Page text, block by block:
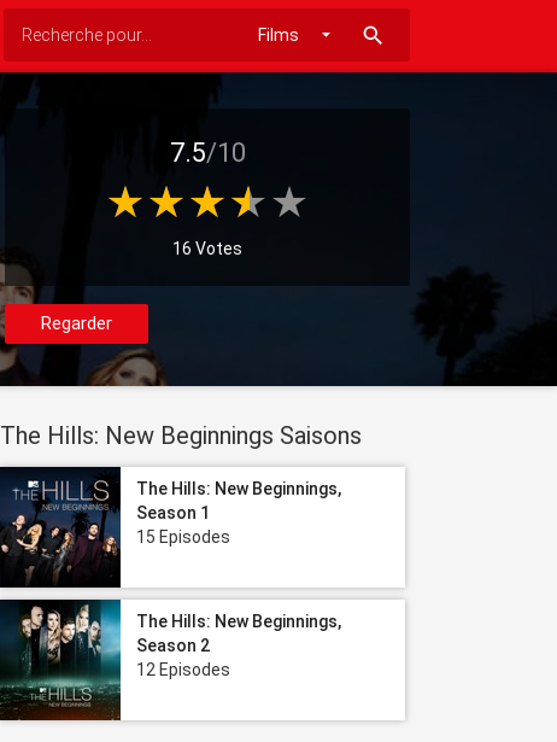
search
7.5/10
16 Votes
Regarder
The Hills: New Beginnings Saisons
The Hills: New Beginnings,
Season 1
15 Episodes
The Hills: New Beginnings,
Season 2
12 Episodes